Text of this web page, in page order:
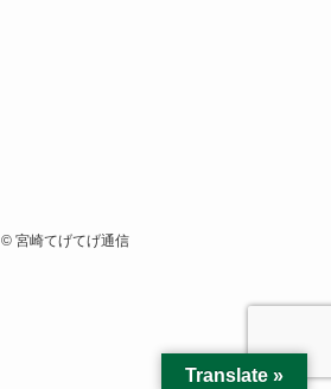
© 宮崎てげてげ通信
Translate »